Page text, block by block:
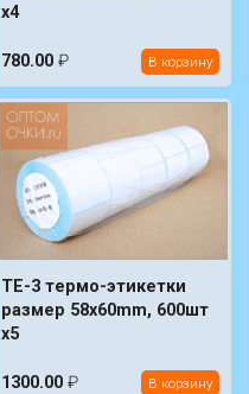
x4
780.00 ₽ В корзину
TE-3 термо-этикетки
размер 58x60mm, 600шт
x5
1300.00 ₽ В корзину